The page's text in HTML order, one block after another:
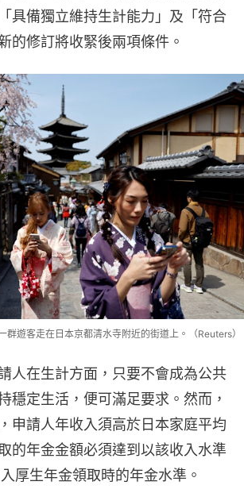
具備獨立維持生計能力」及「符合
的修訂將收緊後兩項條件。
遊客走在日本京都清水寺附近的街道上。（Reuters）
人在生計方面，只要不會成為公共
穩定生活，便可滿足要求。然而，
申請人年收入須高於日本家庭平均
的年金金額必須達到以該收入水準
厚生年金領取時的年金水準。